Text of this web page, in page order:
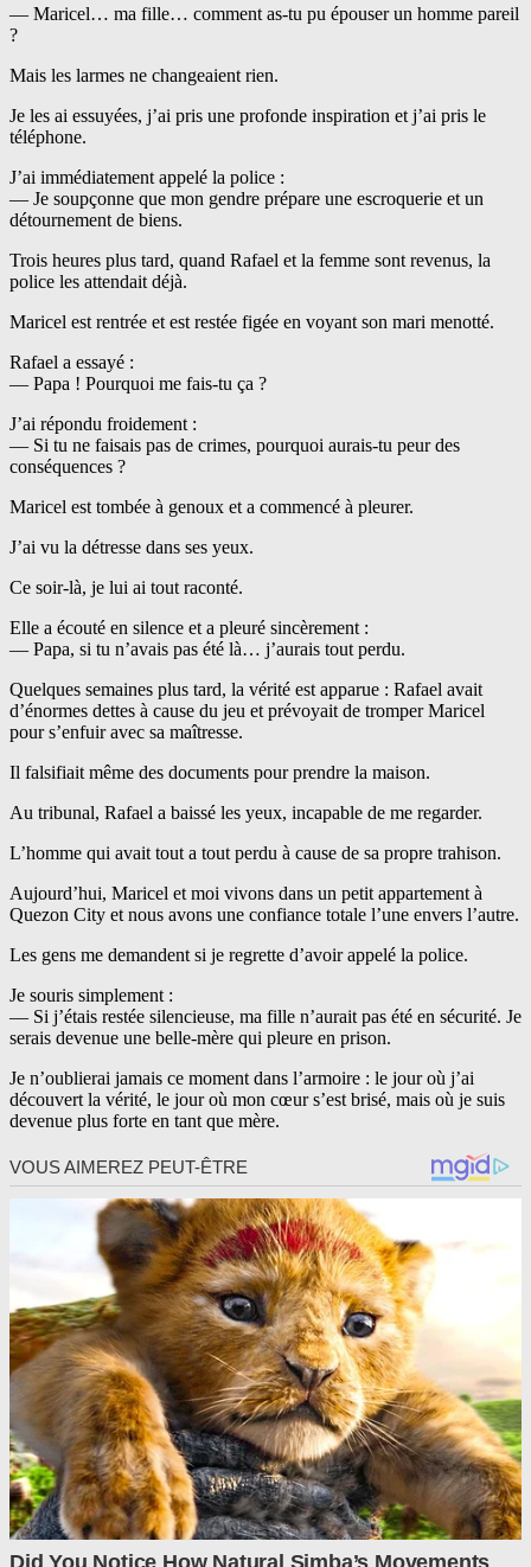
— Maricel… ma fille… comment as-tu pu épouser un homme pareil
?
Mais les larmes ne changeaient rien.
Je les ai essuyées, j’ai pris une profonde inspiration et j’ai pris le
téléphone.
J’ai immédiatement appelé la police :
— Je soupçonne que mon gendre prépare une escroquerie et un
détournement de biens.
Trois heures plus tard, quand Rafael et la femme sont revenus, la
police les attendait déjà.
Maricel est rentrée et est restée figée en voyant son mari menotté.
Rafael a essayé :
— Papa ! Pourquoi me fais-tu ça ?
J’ai répondu froidement :
— Si tu ne faisais pas de crimes, pourquoi aurais-tu peur des
conséquences ?
Maricel est tombée à genoux et a commencé à pleurer.
J’ai vu la détresse dans ses yeux.
Ce soir-là, je lui ai tout raconté.
Elle a écouté en silence et a pleuré sincèrement :
— Papa, si tu n’avais pas été là… j’aurais tout perdu.
Quelques semaines plus tard, la vérité est apparue : Rafael avait
d’énormes dettes à cause du jeu et prévoyait de tromper Maricel
pour s’enfuir avec sa maîtresse.
Il falsifiait même des documents pour prendre la maison.
Au tribunal, Rafael a baissé les yeux, incapable de me regarder.
L’homme qui avait tout a tout perdu à cause de sa propre trahison.
Aujourd’hui, Maricel et moi vivons dans un petit appartement à
Quezon City et nous avons une confiance totale l’une envers l’autre.
Les gens me demandent si je regrette d’avoir appelé la police.
Je souris simplement :
— Si j’étais restée silencieuse, ma fille n’aurait pas été en sécurité. Je
serais devenue une belle-mère qui pleure en prison.
Je n’oublierai jamais ce moment dans l’armoire : le jour où j’ai
découvert la vérité, le jour où mon cœur s’est brisé, mais où je suis
devenue plus forte en tant que mère.